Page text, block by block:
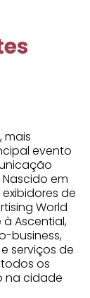
mais
evento
em
de
World
Ascential,
business,
serviços de
os
na cidade